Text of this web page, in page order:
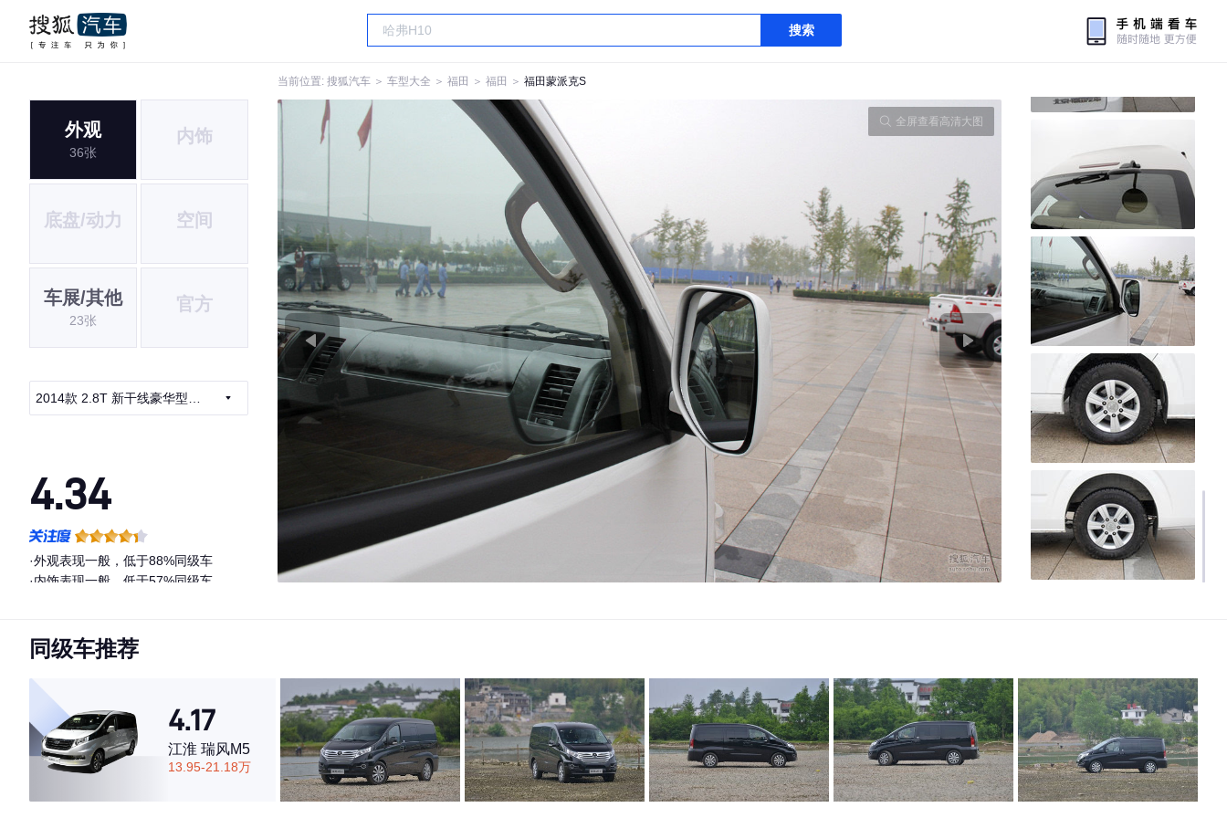
搜索
当前位置: 搜狐汽车 ＞ 车型大全 ＞ 福田 ＞ 福田 ＞ 福田蒙派克S
外观
36张
内饰
底盘/动力 空间
车展/其他
23张
官方
2014款 2.8T 新干线豪华型
4.34
·外观表现一般，低于88%同级车
·内饰表现一般，低于57%同级车
全屏查看高清大图
同级车推荐
4.17
江淮 瑞风M5
13.95-21.18万